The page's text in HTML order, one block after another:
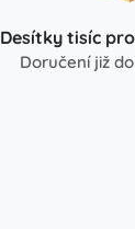
Desítky tisíc
Doručení již